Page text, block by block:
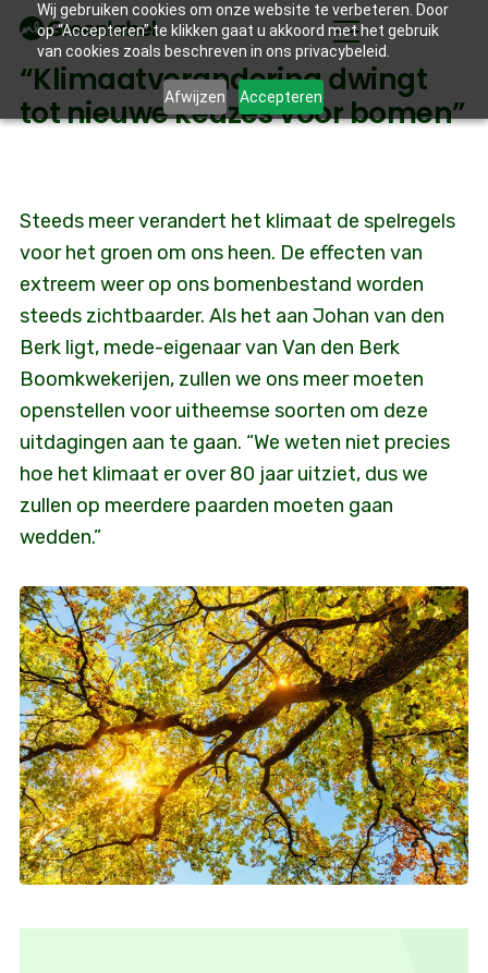
Wij gebruiken cookies om onze website te verbeteren. Door
op “Accepteren” te klikken gaat u akkoord met het gebruik
van cookies zoals beschreven in ons privacybeleid.
Afwijzen Accepteren
“Klimaatverandering dwingt
tot nieuwe keuzes voor bomen”
Steeds meer verandert het klimaat de spelregels
voor het groen om ons heen. De effecten van
extreem weer op ons bomenbestand worden
steeds zichtbaarder. Als het aan Johan van den
Berk ligt, mede-eigenaar van Van den Berk
Boomkwekerijen, zullen we ons meer moeten
openstellen voor uitheemse soorten om deze
uitdagingen aan te gaan. “We weten niet precies
hoe het klimaat er over 80 jaar uitziet, dus we
zullen op meerdere paarden moeten gaan
wedden.”